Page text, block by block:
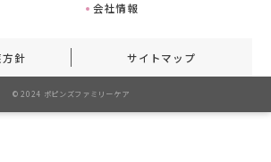
会社情報
針 サイトマップ
© 2024 ポピンズファミリーケア